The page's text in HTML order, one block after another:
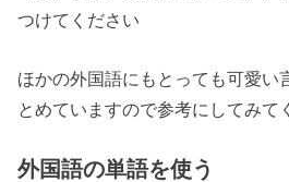
つけてください
ほかの外国語にもとっても可愛
とめていますので参考にしてみて
外国語の単語を使う